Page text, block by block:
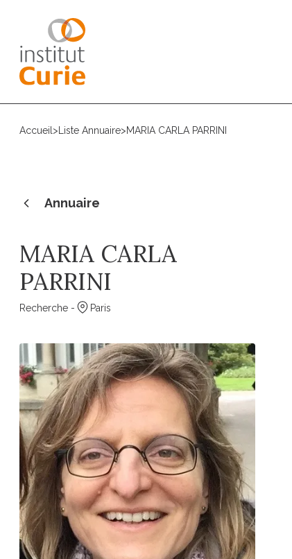
Accueil > Liste Annuaire>MARIA CARLA PARRINI
Annuaire
MARIA CARLA
PARRINI
Recherche - Paris